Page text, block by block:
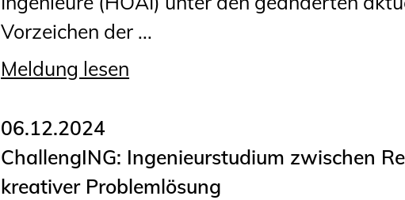
Vereinbarungen mit
Ingenieurkammern
Büronachfolge
Vorzeichen der ...
Meldung lesen
06.12.2024
ChallengING: Ingenieurstudium zwischen
kreativer Problemlösung